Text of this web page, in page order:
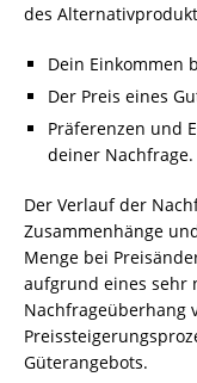
des
Dein Einkommen
Der Preis eines
Präferenzen und
deiner Nachfrage.
Der Verlauf der
Zusammenhänge
Menge bei
aufgrund eines sehr
Nachfrageüberhang
Güterangebots.